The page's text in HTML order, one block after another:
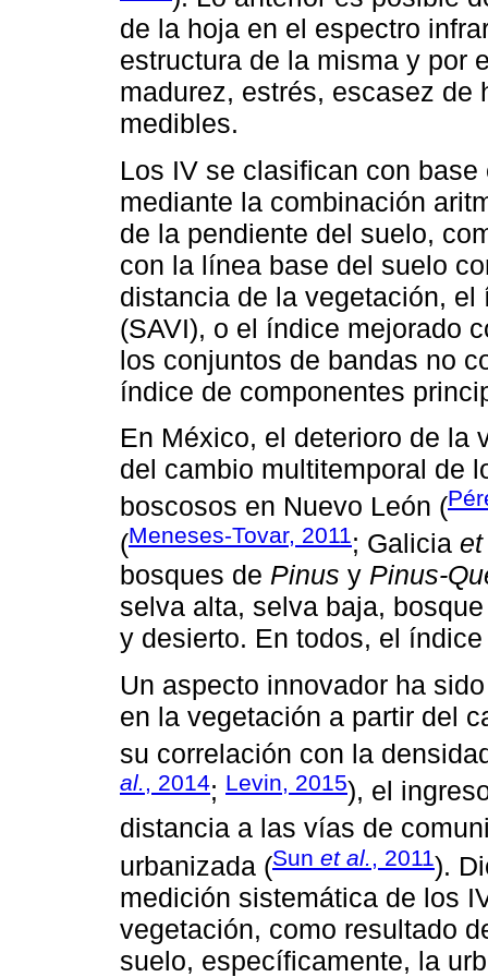
de la hoja en el espectro
estructura de la misma y por
madurez, estrés, escasez de
medibles.
Los IV se clasifican con
mediante la combinación
de la pendiente del suelo,
con la línea base del suelo
distancia de la vegetación,
(SAVI), o el índice mejorado
los conjuntos de bandas no
índice de componentes
En México, el deterioro de la
del cambio multitemporal de
boscosos en Nuevo León (
(Meneses-Tovar, 2011; Galicia
bosques de Pinus y Pinus-
selva alta, selva baja,
y desierto. En todos, el
Un aspecto innovador ha
en la vegetación a partir del
su correlación con la
al., 2014; Levin, 2015), el
distancia a las vías de
urbanizada (Sun et al., 2011).
medición sistemática de los
vegetación, como resultado
suelo, específicamente, la